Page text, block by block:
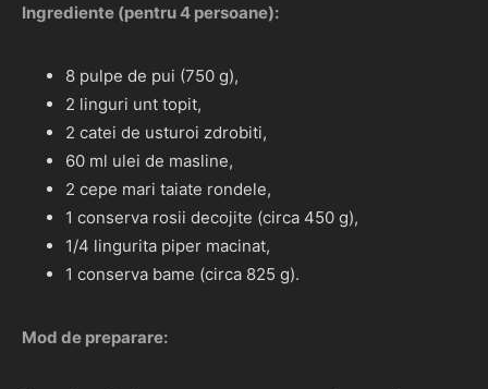
Ingrediente (pentru 4 persoane):
8 pulpe de pui (750 g),
2 linguri unt topit,
2 catei de usturoi zdrobiti,
60 ml ulei de masline,
2 cepe mari taiate rondele,
1 conserva rosii decojite (circa 450 g),
1/4 lingurita piper macinat,
1 conserva bame (circa 825 g).
Mod de preparare: